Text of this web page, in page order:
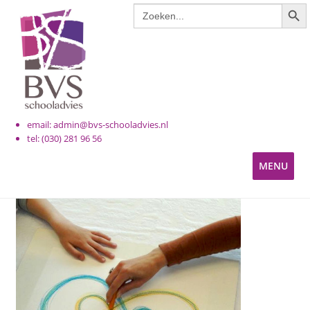
Zoek
naar:
Ga
door
naar
navigatie
Ga
naar
de
inhoud
email: admin@bvs-schooladvies.nl
tel: (030) 281 96 56
MENU
KINDEROPVANG
PRIMAIR ONDERWIJS
VOORTGEZET ONDERWIJS